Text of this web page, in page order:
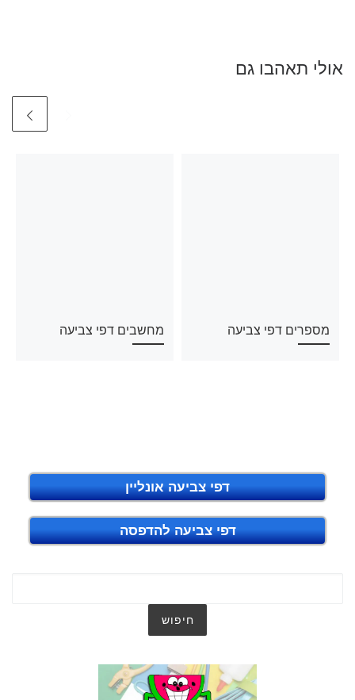
אולי תאהבו גם
מספרים דפי צביעה מחשבים דפי צביעה
דפי צביעה אונליין
דפי צביעה להדפסה